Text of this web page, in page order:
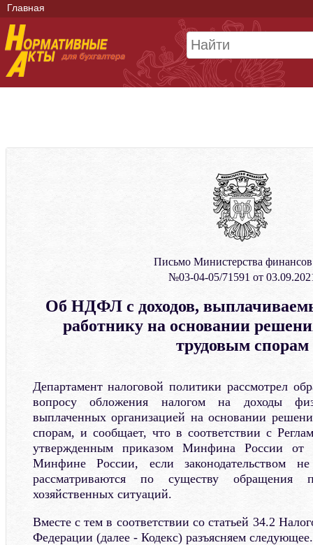
Главная
Письмо Министерства
№03-04-05/71591 от
Об НДФЛ с доходов,
работнику на основании
трудовым спорам
Департамент налоговой политики рассмотрел
вопросу обложения налогом на доходы
выплаченных организацией на основании
спорам, и сообщает, что в соответствии с
утвержденным приказом Минфина России
Минфине России, если законодательством
рассматриваются по существу обращения
хозяйственных ситуаций.
Вместе с тем в соответствии со статьей 34.2
Федерации (далее - Кодекс) разъясняем следующее.